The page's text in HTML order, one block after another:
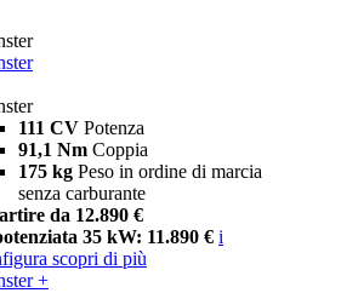
111 CV Potenza
91,1 Nm Coppia
175 kg Peso in ordine di marcia
senza carburante
da 12.890 €
35 kW: 11.890 € i
scopri di più
+